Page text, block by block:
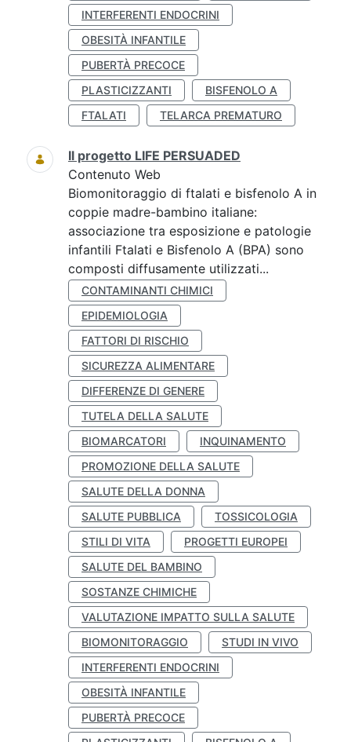
INTERFERENTI ENDOCRINI
OBESITÀ INFANTILE
PUBERTÀ PRECOCE
PLASTICIZZANTI
BISFENOLO A
FTALATI
TELARCA PREMATURO
Il progetto LIFE PERSUADED
Contenuto Web
Biomonitoraggio di ftalati e bisfenolo A in
coppie madre-bambino italiane:
associazione tra esposizione e patologie
infantili Ftalati e Bisfenolo A (BPA) sono
composti diffusamente utilizzati...
CONTAMINANTI CHIMICI
EPIDEMIOLOGIA
FATTORI DI RISCHIO
SICUREZZA ALIMENTARE
DIFFERENZE DI GENERE
TUTELA DELLA SALUTE
BIOMARCATORI
INQUINAMENTO
PROMOZIONE DELLA SALUTE
SALUTE DELLA DONNA
SALUTE PUBBLICA
TOSSICOLOGIA
STILI DI VITA
PROGETTI EUROPEI
SALUTE DEL BAMBINO
SOSTANZE CHIMICHE
VALUTAZIONE IMPATTO SULLA SALUTE
BIOMONITORAGGIO
STUDI IN VIVO
INTERFERENTI ENDOCRINI
OBESITÀ INFANTILE
PUBERTÀ PRECOCE